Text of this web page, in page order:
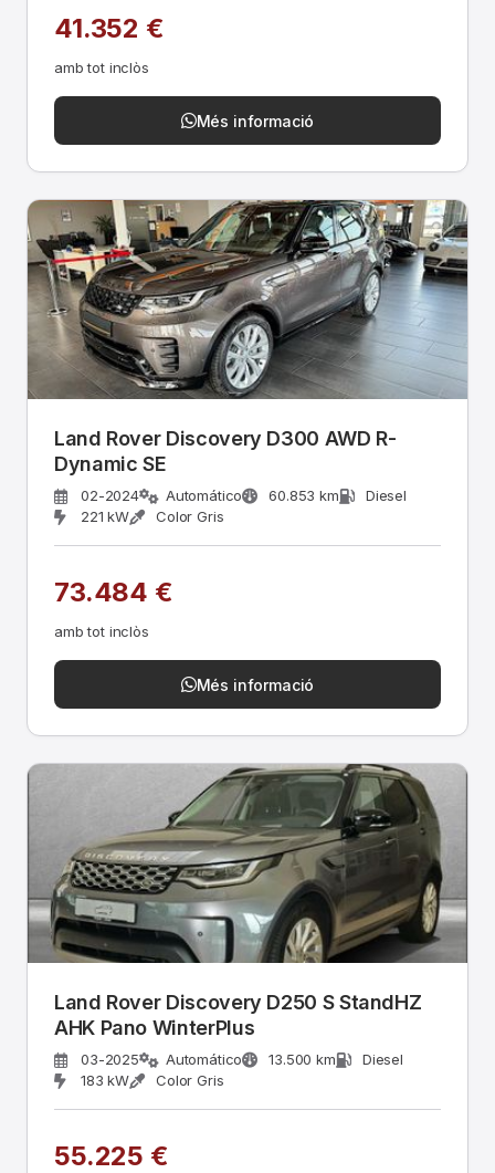
41.352 €
amb tot inclòs
Més informació
Land Rover Discovery D300 AWD R-
Dynamic SE
02-2024 Automático 60.853 km
Diesel
221 kW
Color Gris
73.484 €
amb tot inclòs
Més informació
Land Rover Discovery D250 S StandHZ
AHK Pano WinterPlus
03-2025 Automático 13.500 km
Diesel
183 kW
Color Gris
55.225 €